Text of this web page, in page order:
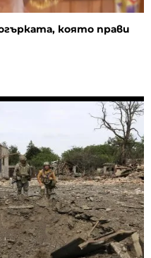
която прави